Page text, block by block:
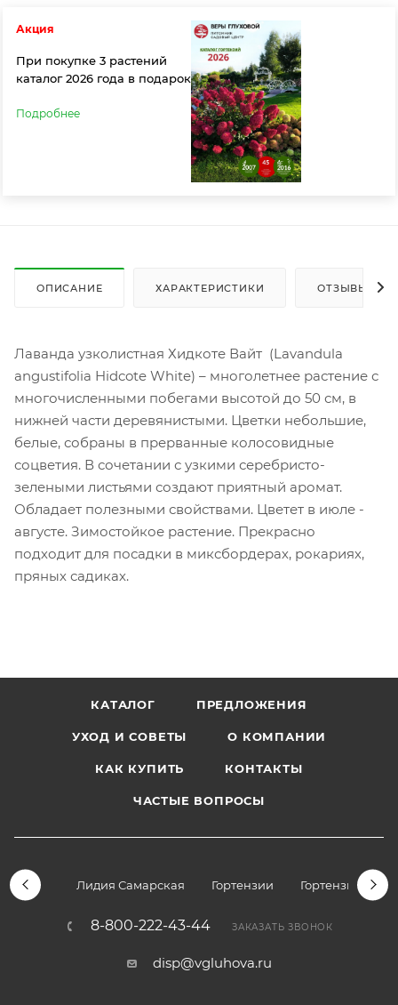
Акция
При покупке 3 растений
каталог 2026 года в подарок
Подробнее
ОПИСАНИЕ ХАРАКТЕРИСТИКИ ОТЗЫВЫ
Лаванда узколистная Хидкоте Вайт (Lavandula
angustifolia Hidcote White) – многолетнее растение с
многочисленными побегами высотой до 50 см, в
нижней части деревянистыми. Цветки небольшие,
белые, собраны в прерванные колосовидные
соцветия. В сочетании с узкими серебристо-
зелеными листьями создают приятный аромат.
Обладает полезными свойствами. Цветет в июле -
августе. Зимостойкое растение. Прекрасно
подходит для посадки в миксбордерах, рокариях,
пряных садиках.
КАТАЛОГ ПРЕДЛОЖЕНИЯ
УХОД И СОВЕТЫ О КОМПАНИИ
КАК КУПИТЬ КОНТАКТЫ
ЧАСТЫЕ ВОПРОСЫ
Лидия Самарская Гортензии Гортензии
8-800-222-43-44 ЗАКАЗАТЬ ЗВОНОК
disp@vgluhova.ru